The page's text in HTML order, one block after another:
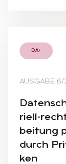
DA+
AUSGABE
ri­ell-
bei­tung
durch
ken